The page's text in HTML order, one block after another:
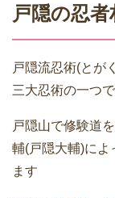
戸隠の忍
戸隠流忍術(とが
三大忍術の一つで
戸隠山で修験道
輔(戸隠大輔)によ
ます